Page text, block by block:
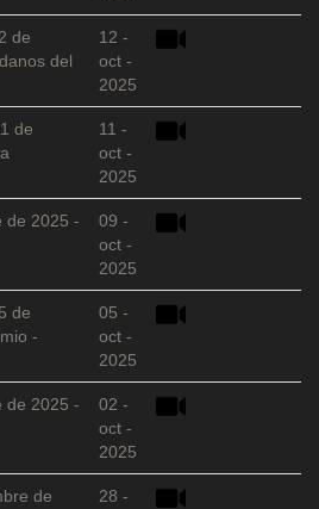
de
del
12 -
oct -
2025
de
11 -
oct -
2025
de 2025 -
09 -
oct -
2025
de
-
05 -
oct -
2025
de 2025 -
02 -
oct -
2025
de
28 -